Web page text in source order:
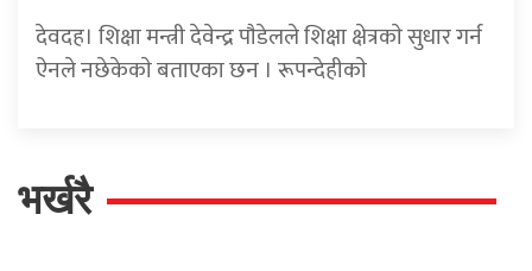
देवदह। शिक्षा मन्त्री देवेन्द्र पाैडेलले शिक्षा क्षेत्रकाे सुधार गर्न
ऐनले नछेकेकाे बताएका छन । रूपन्देहीकाे
भर्खरै